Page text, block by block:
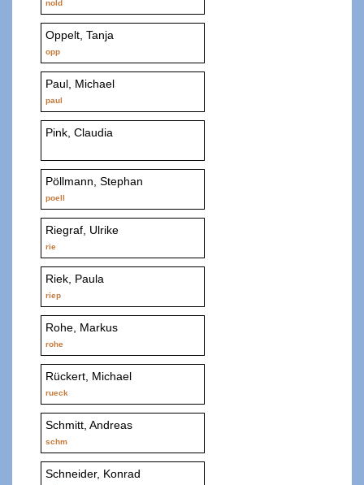
nold
Oppelt, Tanja
opp
Paul, Michael
paul
Pink, Claudia
Pöllmann, Stephan
poell
Riegraf, Ulrike
rie
Riek, Paula
riep
Rohe, Markus
rohe
Rückert, Michael
rueck
Schmitt, Andreas
schm
Schneider, Konrad